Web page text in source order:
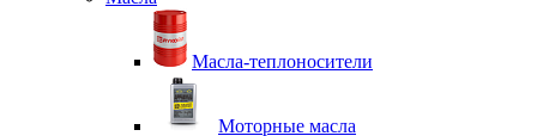
Масла-теплоносители
Моторные масла